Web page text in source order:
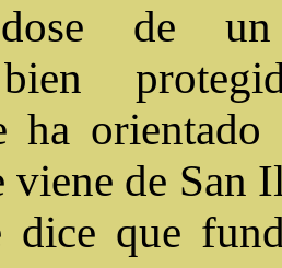
de
ha
viene de San
que